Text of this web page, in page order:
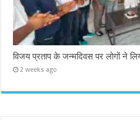
विजय प्रताप के जन्मदिवस पर लोगों ने
2 weeks ago